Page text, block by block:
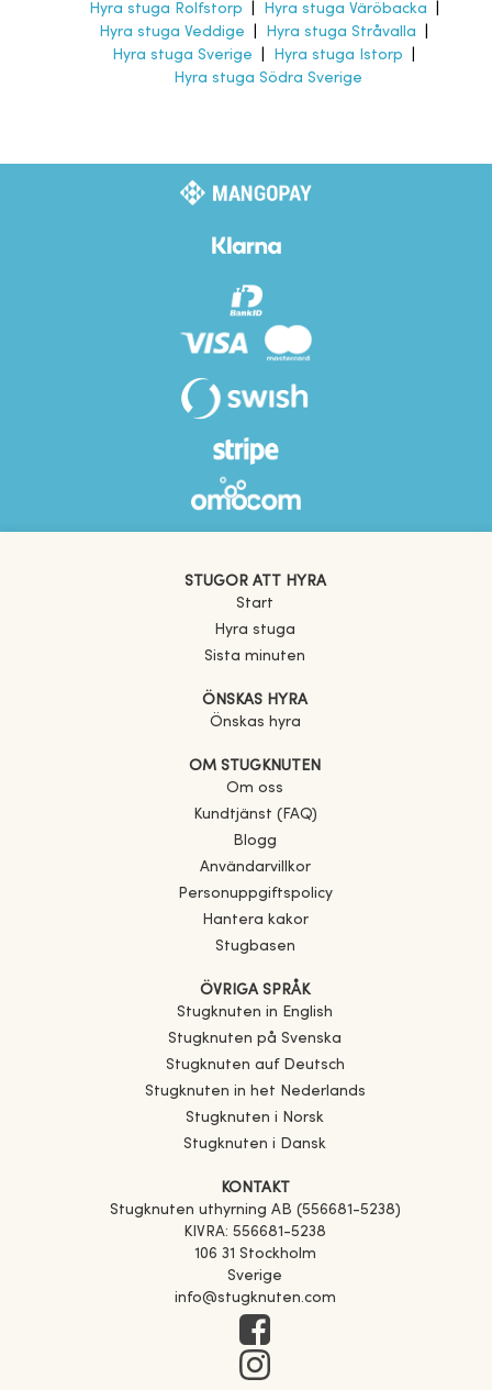
Hyra stuga Rolfstorp
Hyra stuga Väröbacka
Hyra stuga Veddige
Hyra stuga Stråvalla
Hyra stuga Sverige
Hyra stuga Istorp
Hyra stuga Södra Sverige
STUGOR ATT HYRA
Start
Hyra stuga
Sista minuten
ÖNSKAS HYRA
Önskas hyra
OM STUGKNUTEN
Om oss
Kundtjänst (FAQ)
Blogg
Användarvillkor
Personuppgiftspolicy
Hantera kakor
Stugbasen
ÖVRIGA SPRÅK
Stugknuten in English
Stugknuten på Svenska
Stugknuten auf Deutsch
Stugknuten in het Nederlands
Stugknuten i Norsk
Stugknuten i Dansk
KONTAKT
Stugknuten uthyrning AB (556681-5238)
KIVRA: 556681-5238
106 31 Stockholm
Sverige
info@stugknuten.com